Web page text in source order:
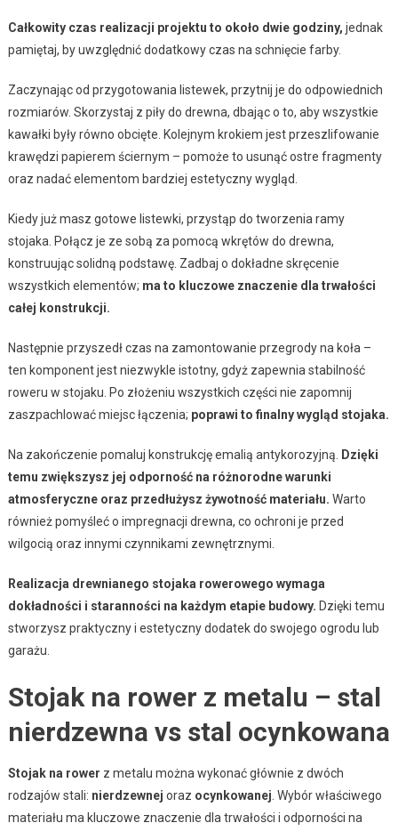
Całkowity czas realizacji projektu to około dwie godziny, jednak
pamiętaj, by uwzględnić dodatkowy czas na schnięcie farby.
Zaczynając od przygotowania listewek, przytnij je do odpowiednich
rozmiarów. Skorzystaj z piły do drewna, dbając o to, aby wszystkie
kawałki były równo obcięte. Kolejnym krokiem jest przeszlifowanie
krawędzi papierem ściernym – pomoże to usunąć ostre fragmenty
oraz nadać elementom bardziej estetyczny wygląd.
Kiedy już masz gotowe listewki, przystąp do tworzenia ramy
stojaka. Połącz je ze sobą za pomocą wkrętów do drewna,
konstruując solidną podstawę. Zadbaj o dokładne skręcenie
wszystkich elementów; ma to kluczowe znaczenie dla trwałości
całej konstrukcji.
Następnie przyszedł czas na zamontowanie przegrody na koła –
ten komponent jest niezwykle istotny, gdyż zapewnia stabilność
roweru w stojaku. Po złożeniu wszystkich części nie zapomnij
zaszpachlować miejsc łączenia; poprawi to finalny wygląd stojaka.
Na zakończenie pomaluj konstrukcję emalią antykorozyjną.
Dzięki
temu zwiększysz jej odporność na różnorodne warunki
atmosferyczne oraz przedłużysz żywotność materiału. Warto
również pomyśleć o impregnacji drewna, co ochroni je przed
wilgocią oraz innymi czynnikami zewnętrznymi.
Realizacja drewnianego stojaka rowerowego wymaga
dokładności i staranności na każdym etapie budowy. Dzięki temu
stworzysz praktyczny i estetyczny dodatek do swojego ogrodu lub
garażu.
Stojak na rower z metalu – stal
nierdzewna vs stal ocynkowana
Stojak na rower z metalu można wykonać głównie z dwóch
rodzajów stali: nierdzewnej oraz ocynkowanej . Wybór właściwego
materiału ma kluczowe znaczenie dla trwałości i odporności na